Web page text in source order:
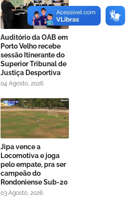
Auditório da OAB em
Porto Velho recebe
sessão Itinerante do
Superior Tribunal de
Justiça Desportiva
04 Agosto, 2026
Jipa vence a
Locomotiva e joga
pelo empate, pra ser
campeão do
Rondoniense Sub-20
03 Agosto, 2026